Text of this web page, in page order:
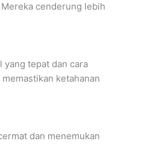
cenderung lebih
yang tepat dan cara
ketahanan
dan menemukan